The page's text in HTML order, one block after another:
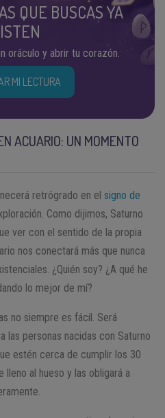
QUE BUSCAS YA
oráculo y abrir tu corazón.
MI LECTURA
ACUARIO: UN MOMENTO
retrógrado en el signo de
Como dijimos, Saturno
ver con el sentido de la propia
nos conectará más que nunca
¿Quién soy? ¿A qué he
lo mejor de mí?
no siempre es fácil. Será
las personas nacidas con Saturno
estén cerca de cumplir los 30
lleno al hueso y las obligará a